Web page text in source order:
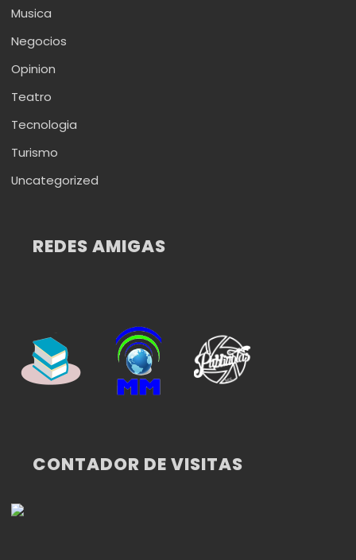
Musica
Negocios
Opinion
Teatro
Tecnologia
Turismo
Uncategorized
REDES AMIGAS
CONTADOR DE VISITAS